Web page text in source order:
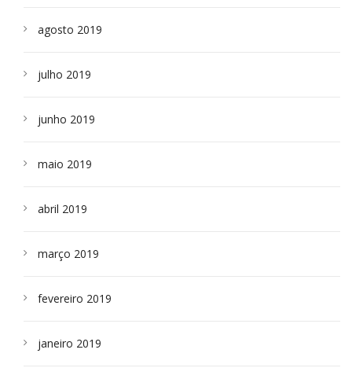
agosto 2019
julho 2019
junho 2019
maio 2019
abril 2019
março 2019
fevereiro 2019
janeiro 2019